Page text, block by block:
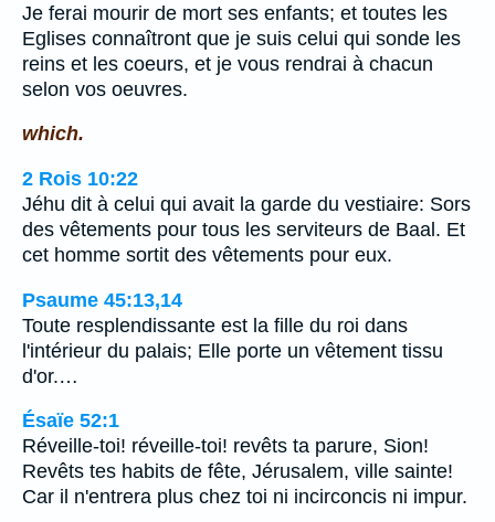
Je ferai mourir de mort ses enfants; et toutes les
Eglises connaîtront que je suis celui qui sonde les
reins et les coeurs, et je vous rendrai à chacun
selon vos oeuvres.
which.
2 Rois 10:22
Jéhu dit à celui qui avait la garde du vestiaire: Sors
des vêtements pour tous les serviteurs de Baal. Et
cet homme sortit des vêtements pour eux.
Psaume 45:13,14
Toute resplendissante est la fille du roi dans
l'intérieur du palais; Elle porte un vêtement tissu
d'or.…
Ésaïe 52:1
Réveille-toi! réveille-toi! revêts ta parure, Sion!
Revêts tes habits de fête, Jérusalem, ville sainte!
Car il n'entrera plus chez toi ni incirconcis ni impur.